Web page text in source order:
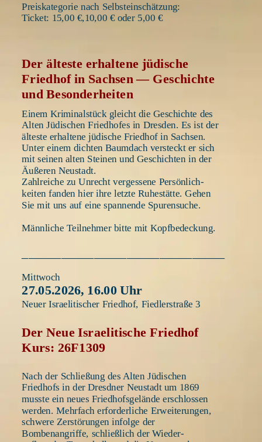
Preiskategorie nach Selbsteinschätzung:
Ticket: 15,00 €,10,00 € oder 5,00 €
Der älteste erhaltene jüdische
Friedhof in Sachsen — Geschichte
und Besonderheiten
Einem Kriminalstück gleicht die Geschichte des
Alten Jüdischen Friedhofes in Dresden. Es ist der
älteste erhaltene jüdische Friedhof in Sachsen.
Unter einem dichten Baumdach versteckt er sich
mit seinen alten Steinen und Geschichten in der
Äußeren Neustadt.
Zahlreiche zu Unrecht vergessene Persönlich-
keiten fanden hier ihre letzte Ruhestätte. Gehen
Sie mit uns auf eine spannende Spurensuche.
Männliche Teilnehmer bitte mit Kopfbedeckung.
Mittwoch
27.05.2026, 16.00 Uhr
Neuer Israelitischer Friedhof, Fiedlerstraße 3
Der Neue Israelitische Friedhof
Kurs: 26F1309
Nach der Schließung des Alten Jüdischen
Friedhofs in der Dresdner Neustadt um 1869
musste ein neues Friedhofsgelände erschlossen
werden. Mehrfach erforderliche Erweiterungen,
schwere Zerstörungen infolge der
Bombenangriffe, schließlich der Wieder-